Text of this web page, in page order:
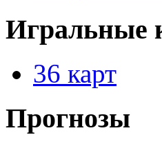
Игральные
36 карт
Прогнозы